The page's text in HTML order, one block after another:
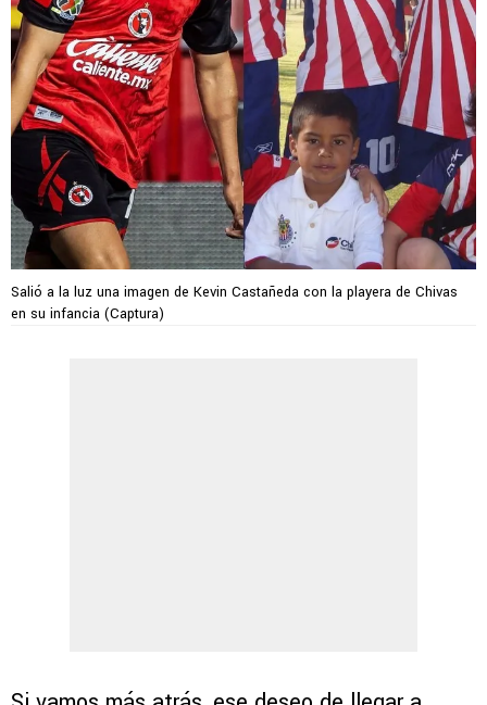
Salió a la luz una imagen de Kevin Castañeda con la playera de Chivas
en su infancia (Captura)